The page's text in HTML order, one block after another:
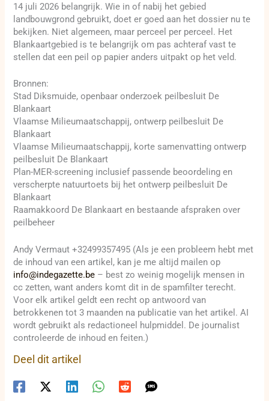
14 juli 2026 belangrijk. Wie in of nabij het gebied
landbouwgrond gebruikt, doet er goed aan het dossier nu te
bekijken. Niet algemeen, maar perceel per perceel. Het
Blankaartgebied is te belangrijk om pas achteraf vast te
stellen dat een peil op papier anders uitpakt op het veld.
Bronnen:
Stad Diksmuide, openbaar onderzoek peilbesluit De
Blankaart
Vlaamse Milieumaatschappij, ontwerp peilbesluit De
Blankaart
Vlaamse Milieumaatschappij, korte samenvatting ontwerp
peilbesluit De Blankaart
Plan-MER-screening inclusief passende beoordeling en
verscherpte natuurtoets bij het ontwerp peilbesluit De
Blankaart
Raamakkoord De Blankaart en bestaande afspraken over
peilbeheer
Andy Vermaut +32499357495 (Als je een probleem hebt met
de inhoud van een artikel, kan je me altijd mailen op
info@indegazette.be – best zo weinig mogelijk mensen in
cc zetten, want anders komt dit in de spamfilter terecht.
Voor elk artikel geldt een recht op antwoord van
betrokkenen tot 3 maanden na publicatie van het artikel. AI
wordt gebruikt als redactioneel hulpmiddel. De journalist
controleerde de inhoud en feiten.)
Deel dit artikel